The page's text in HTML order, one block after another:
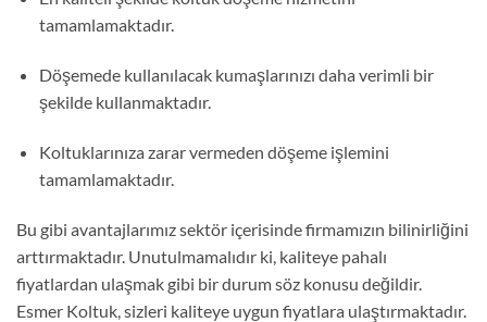
tamamlamaktadır.
Döşemede kullanılacak kumaşlarınızı daha verimli bir
şekilde kullanmaktadır.
Koltuklarınıza zarar vermeden döşeme işlemini
tamamlamaktadır.
Bu gibi avantajlarımız sektör içerisinde firmamızın bilinirliğini
arttırmaktadır. Unutulmamalıdır ki, kaliteye pahalı
fiyatlardan ulaşmak gibi bir durum söz konusu değildir.
Esmer Koltuk, sizleri kaliteye uygun fiyatlara ulaştırmaktadır.